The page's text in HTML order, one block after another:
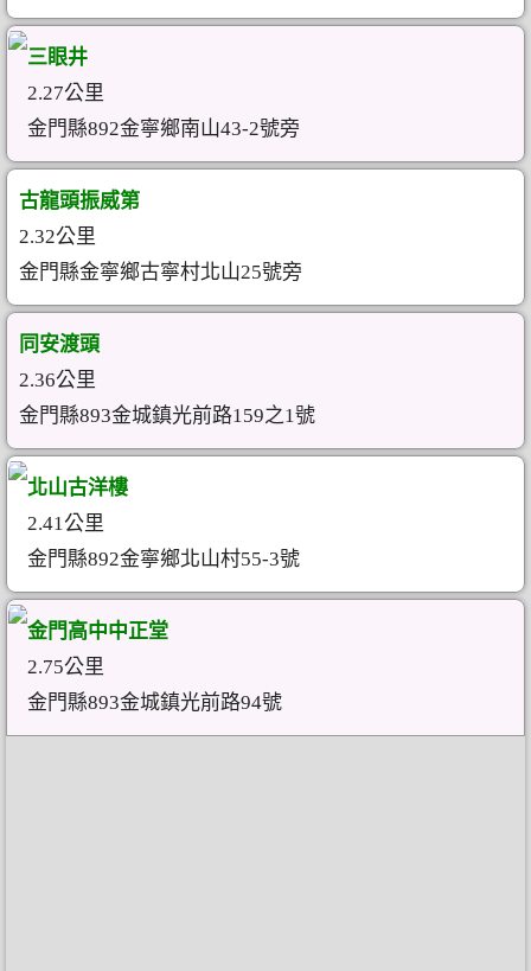
三眼井
2.27公里
金門縣892金寧鄉南山43-2號旁
古龍頭振威第
2.32公里
金門縣金寧鄉古寧村北山25號旁
同安渡頭
2.36公里
金門縣893金城鎮光前路159之1號
北山古洋樓
2.41公里
金門縣892金寧鄉北山村55-3號
金門高中中正堂
2.75公里
金門縣893金城鎮光前路94號